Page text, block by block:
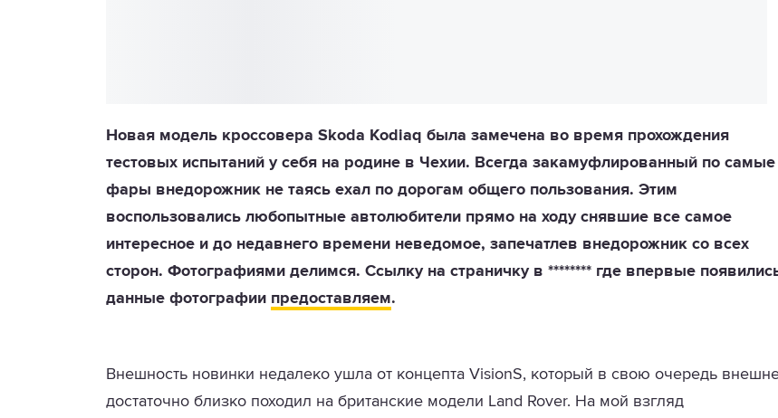
Новая модель кроссовера Skoda Kodiaq была замечена во время прохождения
тестовых испытаний у себя на родине в Чехии. Всегда закамуфлированный по самые
фары внедорожник не таясь ехал по дорогам общего пользования. Этим
воспользовались любопытные автолюбители прямо на ходу снявшие все самое
интересное и до недавнего времени неведомое, запечатлев внедорожник со всех
сторон. Фотографиями делимся. Ссылку на страничку в ******** где впервые
данные фотографии предоставляем.
Внешность новинки недалеко ушла от концепта VisionS, который в свою очередь
достаточно близко походил на британские модели Land Rover. На мой взгляд